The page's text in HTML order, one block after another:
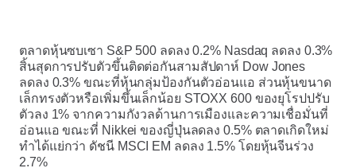
ตลาดหุ้นซบเซา S&P 500 ลดลง 0.2% Nasdaq ลดลง 0.3%
สิ้นสุดการปรับตัวขึ้นติดต่อกันสามสัปดาห์ Dow Jones
ลดลง 0.3% ขณะที่หุ้นกลุ่มป้องกันตัวอ่อนแอ ส่วนหุ้นขนาด
เล็กทรงตัวหรือเพิ่มขึ้นเล็กน้อย STOXX 600 ของยุโรปปรับ
ตัวลง 1% จากความกังวลด้านการเมืองและความเชื่อมั่นที่
อ่อนแอ ขณะที่ Nikkei ของญี่ปุ่นลดลง 0.5% ตลาดเกิดใหม่
ทำได้แย่กว่า ดัชนี MSCI EM ลดลง 1.5% โดยหุ้นจีนร่วง
2.7%